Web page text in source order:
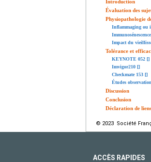
Introduction
Évaluation des
Physiopathologie
Inflammaging ou
Immunosénescence
Impact du
Tolérance et
KEYNOTE 052 []
Imvigor210 []
Checkmate 153 []
Études
Discussion
Conclusion
Déclaration de
© 2023 Société
ACCÈS RAPIDES